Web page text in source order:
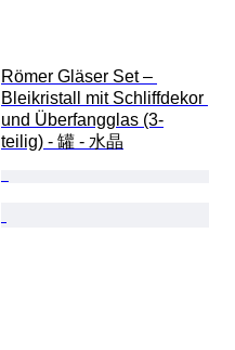
Römer Gläser Set –
Bleikristall mit Schliffdekor
und Überfangglas (3-
teilig) - 罐 - 水晶